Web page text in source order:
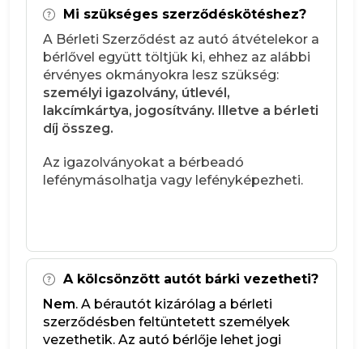
Mi szükséges szerződéskötéshez?
A Bérleti Szerződést az autó átvételekor a
bérlővel együtt töltjük ki, ehhez az alábbi
érvényes okmányokra lesz szükség:
személyi igazolvány, útlevél,
lakcímkártya, jogosítvány. Illetve a bérleti
díj összeg.
Az igazolványokat a bérbeadó
lefénymásolhatja vagy lefényképezheti.
A kölcsönzött autót bárki vezetheti?
Nem. A bérautót kizárólag a bérleti
szerződésben feltüntetett személyek
vezethetik. Az autó bérlője lehet jogi